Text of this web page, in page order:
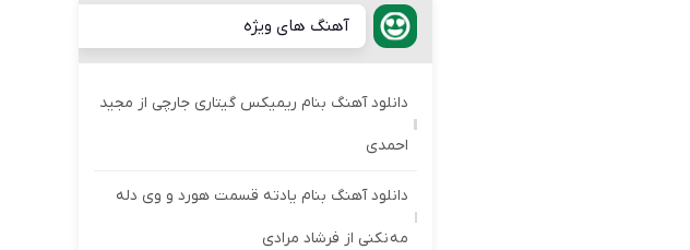
آهنگ های ویژه
دانلود آهنگ بنام ریمیکس گیتاری جارچی از مجید
احمدی
دانلود آهنگ بنام یادته قسمت هورد و وی دله
مه نکنی از فرشاد مرادی